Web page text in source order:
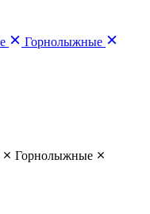
Горнолыжные
Горнолыжные